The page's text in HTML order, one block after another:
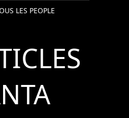
LES PEOPLE